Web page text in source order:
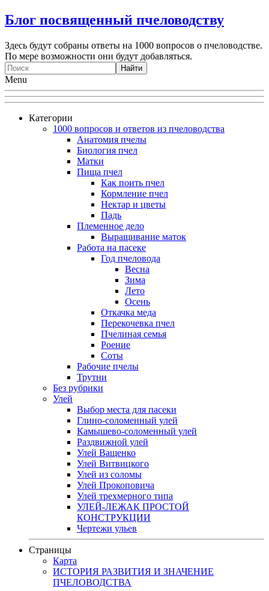
Блог посвященный пчеловодству
Здесь будут собраны ответы на 1000 вопросов о пчеловодстве.
По мере возможности они будут добавляться.
Menu
Категории
1000 вопросов и ответов из пчеловодства
Анатомия пчелы
Биология пчел
Матки
Пища пчел
Как поить пчел
Кормление пчел
Нектар и цветы
Падь
Племенное дело
Выращивание маток
Работа на пасеке
Год пчеловода
Весна
Зима
Лето
Осень
Откачка меда
Перекочевка пчел
Пчелиная семья
Роение
Соты
Рабочие пчелы
Трутни
Без рубрики
Улей
Выбор места для пасеки
Глино-соломенный улей
Камышево-соломенный улей
Раздвижной улей
Улей Ващенко
Улей Витвицкого
Улей из соломы
Улей Прокоповича
Улей трехмерного типа
УЛЕЙ-ЛЕЖАК ПРОСТОЙ
КОНСТРУКЦИИ
Чертежи ульев
Страницы
Карта
ИСТОРИЯ РАЗВИТИЯ И ЗНАЧЕНИЕ
ПЧЕЛОВОДСТВА